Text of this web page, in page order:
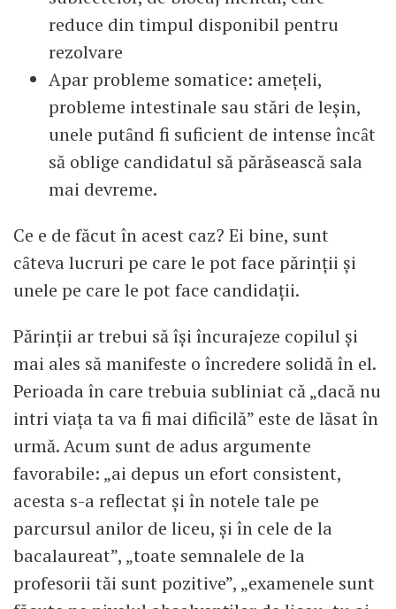
reduce din timpul disponibil pentru
rezolvare
Apar probleme somatice: ameţeli,
probleme intestinale sau stări de leşin,
unele putȃnd fi suficient de intense încȃt
să oblige candidatul să părăsească sala
mai devreme.
Ce e de făcut în acest caz? Ei bine, sunt
cȃteva lucruri pe care le pot face părinţii şi
unele pe care le pot face candidații.
Părinţii ar trebui să îşi încurajeze copilul şi
mai ales să manifeste o încredere solidă în el.
Perioada în care trebuia subliniat că „dacă nu
intri viaţa ta va fi mai dificilă” este de lăsat în
urmă. Acum sunt de adus argumente
favorabile: „ai depus un efort consistent,
acesta s-a reflectat şi în notele tale pe
parcursul anilor de liceu, şi în cele de la
bacalaureat”, „toate semnalele de la
profesorii tăi sunt pozitive”, „examenele sunt